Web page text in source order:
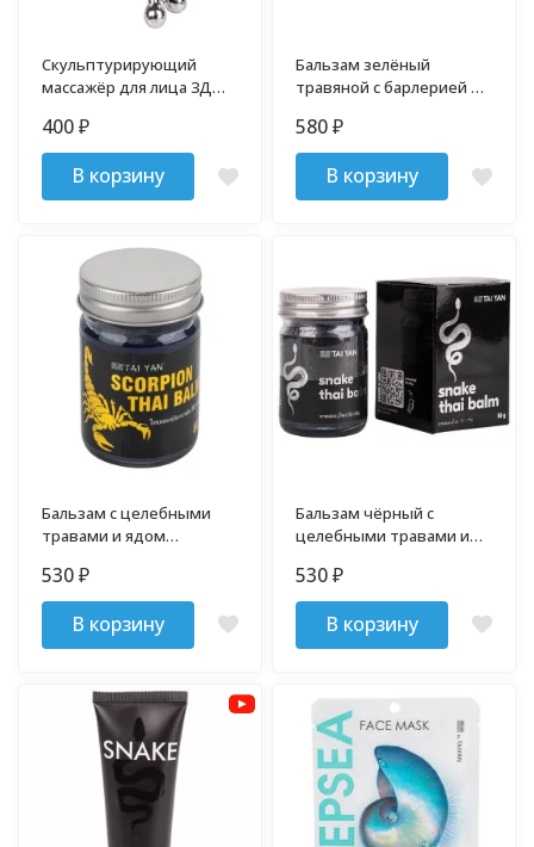
Скульптурирующий
массажёр для лица 3Д
400₽
В корзину
Бальзам зелёный
травяной с барлерией и
580₽
В корзину
Бальзам с целебными
травами и ядом
TaiYan 50 гр
530₽
В корзину
Бальзам чёрный с
целебными травами и
TaiYan 50 гр
530₽
В корзину